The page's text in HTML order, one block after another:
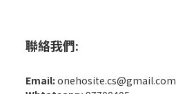
聯絡我們:
Email: onehosite.cs@gmail.com